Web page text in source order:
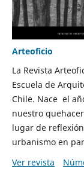
Arteoficio
La Revista
Escuela de
Chile. Nace el
nuestro
lugar de
urbanismo en
Ver revista